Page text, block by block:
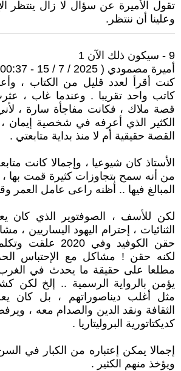
تقول الأميرة عن سؤال لا زال ينتظر
وعلينا أن ننتظر.
9 - سيكون ذلك الآن 1
أميرة مصمودي ( 2025 / 7 / 15 - 00:37 )
كنت أقرأ لعدد قليل من الكتاب ،
كاتب واحد تقريبا . وعندما غاب ،
قصة ملاك ، فكانت مفاجأة سارة ،
الكثير الذي أعرفه في شخصية
القصة حقيقية أم لا منذ بداية متابعتي .
الأستاذ كان شيوعيا ، وإجمالا كانت
من أنه سمح بتجاوزات كثيرة قمت بها ،
المبالغ فيها .. أظنه راعى عامل العمر
لكن للأسف ، الصوفتوير الذي كان
الثنائيات ، إحترام اليهود اليساريين ،
حقن الكوفيد وفي
لكنه حقن ! مشاكل مع الإحتباس
مطلعا على حقيقة ما يحدث في
يؤمن بالرواية الرسمية .. إلخ لكن
مثل أغلب ديناصوراتهم ، بل كان
الثقافة ونقد الدين والصدام معه ،
كديكتاتورية البروليتاريا .
إجمالا يمكن إعتباره من الكبار في
ويؤخذ منهم الكثير .